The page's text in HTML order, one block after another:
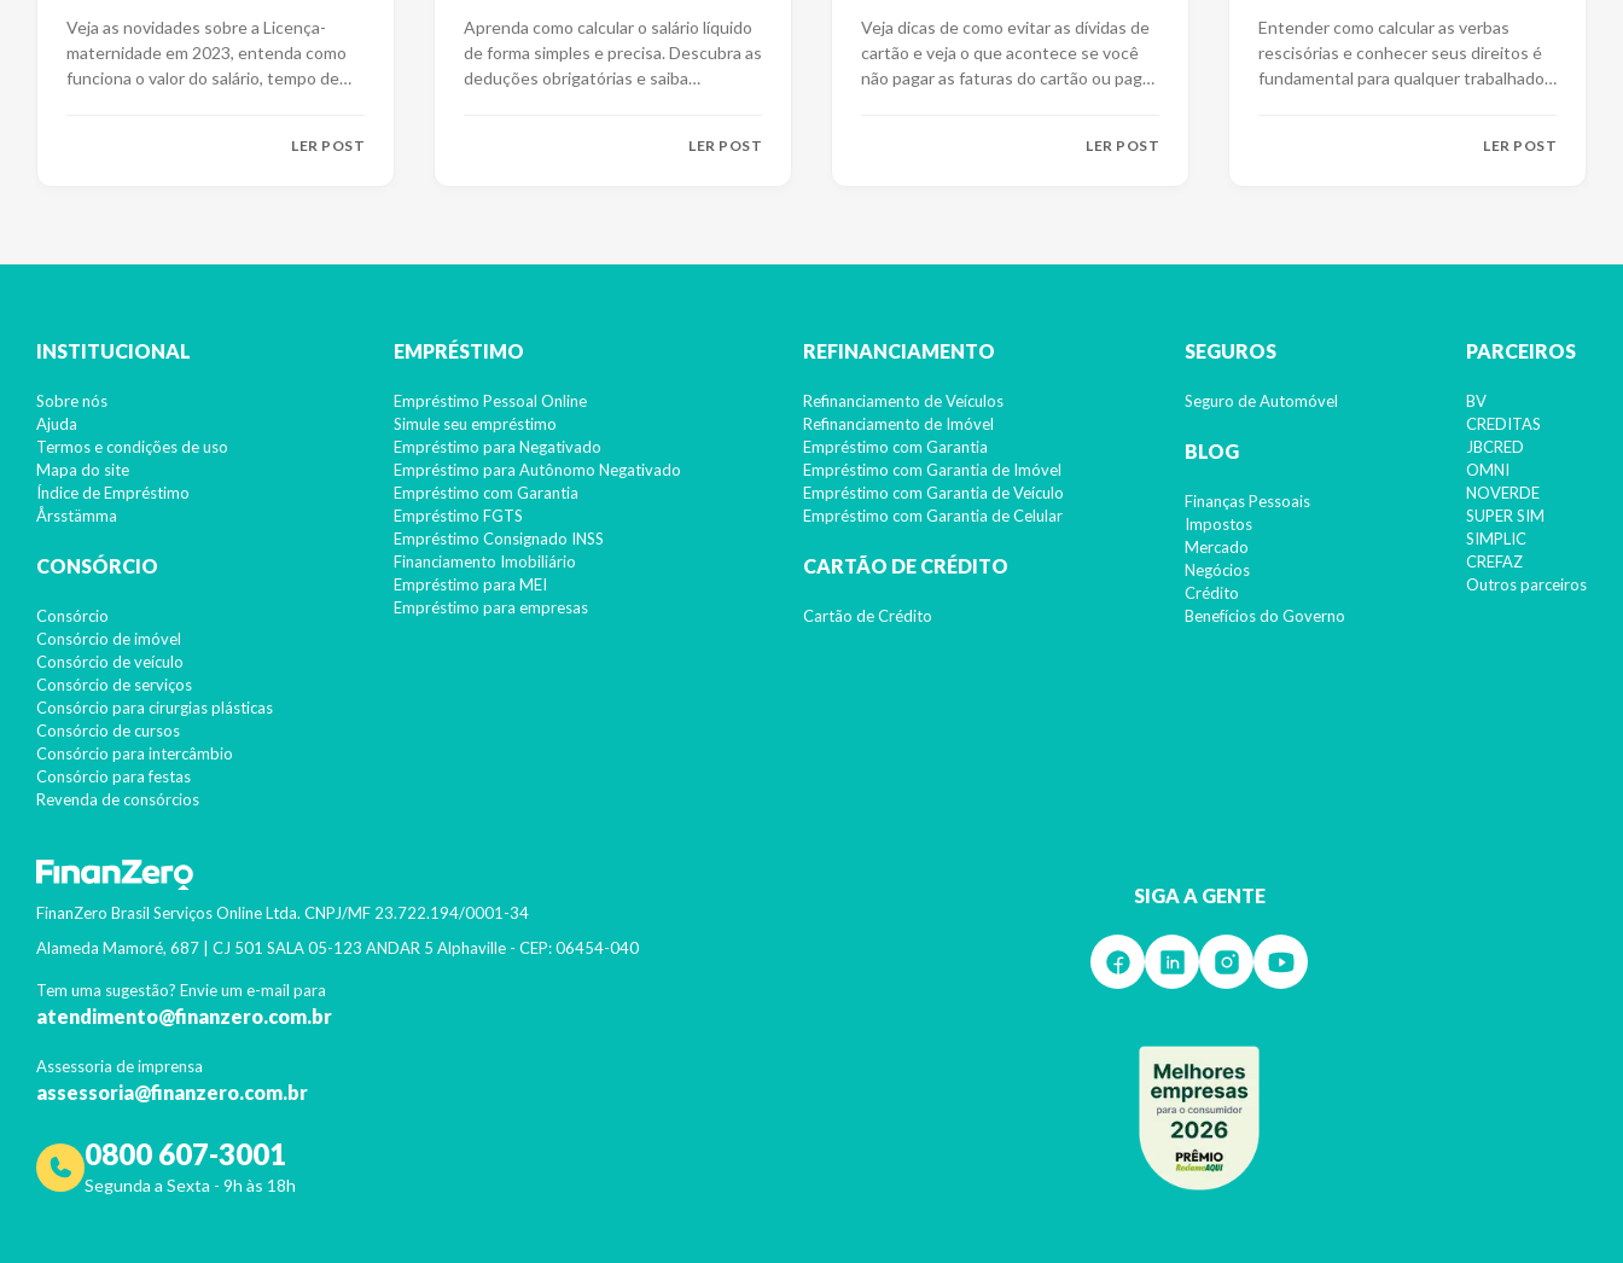
Veja as novidades sobre a Licença-
maternidade em 2023, entenda como
funciona o valor do salário, tempo de
LER POST
Aprenda como calcular o salário líquido
de forma simples e precisa. Descubra as
deduções obrigatórias e saiba
LER POST
Veja dicas de como evitar as dívidas de
cartão e veja o que acontece se você
não pagar as faturas do cartão ou pagá-
LER POST
Entender como calcular as verbas
rescisórias e conhecer seus direitos é
fundamental para qualquer trabalhador
LER POST
INSTITUCIONAL
Sobre nós
Ajuda
Termos e condições de uso
Mapa do site
Índice de Empréstimo
Årsstämma
CONSÓRCIO
Consórcio
Consórcio de imóvel
Consórcio de veículo
Consórcio de serviços
Consórcio para cirurgias plásticas
Consórcio de cursos
Consórcio para intercâmbio
Consórcio para festas
Revenda de consórcios
EMPRÉSTIMO
Empréstimo Pessoal Online
Simule seu empréstimo
Empréstimo para Negativado
Empréstimo para Autônomo Negativado
Empréstimo com Garantia
Empréstimo FGTS
Empréstimo Consignado INSS
Financiamento Imobiliário
Empréstimo para MEI
Empréstimo para empresas
REFINANCIAMENTO
Refinanciamento de Veículos
Refinanciamento de Imóvel
Empréstimo com Garantia
Empréstimo com Garantia de Imóvel
Empréstimo com Garantia de Veículo
Empréstimo com Garantia de Celular
CARTÃO DE CRÉDITO
Cartão de Crédito
SEGUROS
Seguro de Automóvel
BLOG
Finanças Pessoais
Impostos
Mercado
Negócios
Crédito
Benefícios do Governo
PARCEIROS
BV
CREDITAS
JBCRED
OMNI
NOVERDE
SUPER SIM
SIMPLIC
CREFAZ
Outros parceiros
FinanZero Brasil Serviços Online Ltda. CNPJ/MF 23.722.194/0001-34
Alameda Mamoré, 687 | CJ 501 SALA 05-123 ANDAR 5 Alphaville - CEP:06454-040
Tem uma sugestão? Envie um e-mail para
atendimento@finanzero.com.br
Assessoria de imprensa
assessoria@finanzero.com.br
0800 607-3001
Segunda a Sexta - 9h às 18h
SIGA A GENTE